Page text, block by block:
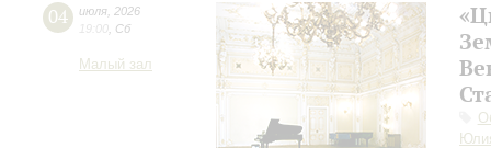
04 июля 2026
19:00 Сб
Малый зал